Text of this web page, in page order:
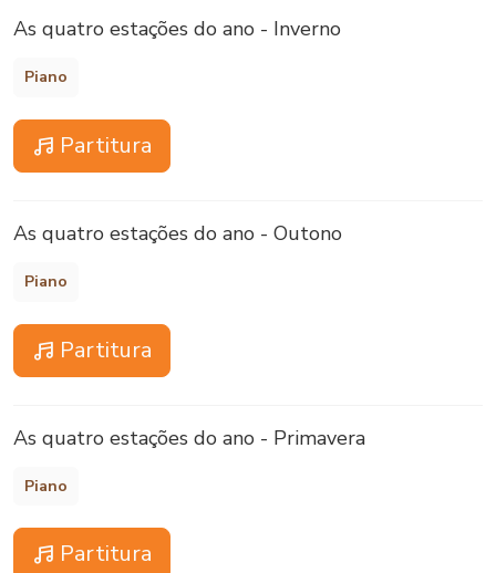
As quatro estações do ano - Inverno
Piano
Partitura
As quatro estações do ano - Outono
Piano
Partitura
As quatro estações do ano - Primavera
Piano
Partitura